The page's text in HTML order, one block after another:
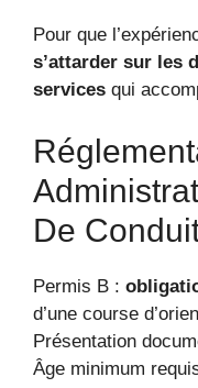
Pour que
s’attarder sur les
services qui
De
Permis B :
d’une course
Présentation
Âge minimum